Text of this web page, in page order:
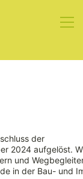
der
2024 aufgelöst.
und
in der Bau- und